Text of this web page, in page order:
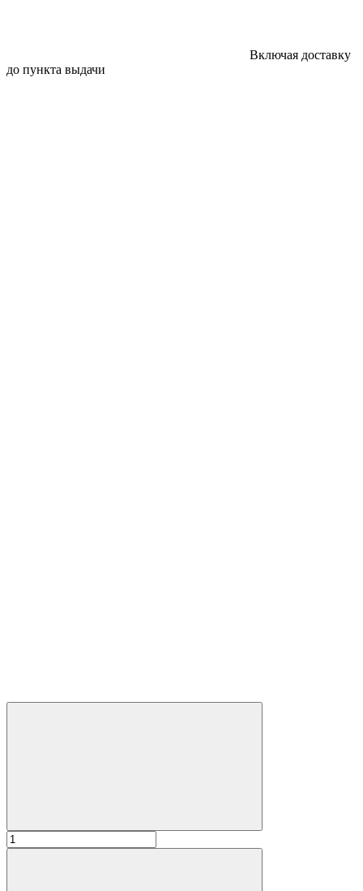
Включая доставку
до пункта выдачи